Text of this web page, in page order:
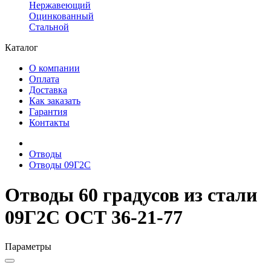
Нержавеющий
Оцинкованный
Стальной
Каталог
О компании
Оплата
Доставка
Как заказать
Гарантия
Контакты
Отводы
Отводы 09Г2С
Отводы 60 градусов из стали
09Г2С ОСТ 36-21-77
Параметры